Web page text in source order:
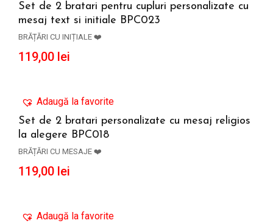
Set de 2 bratari pentru cupluri personalizate cu
mesaj text si initiale BPC023
BRĂȚĂRI CU INIȚIALE ❤️
119,00 lei
Adaugă la favorite
Set de 2 bratari personalizate cu mesaj religios
la alegere BPC018
BRĂȚĂRI CU MESAJE ❤️
119,00 lei
Adaugă la favorite